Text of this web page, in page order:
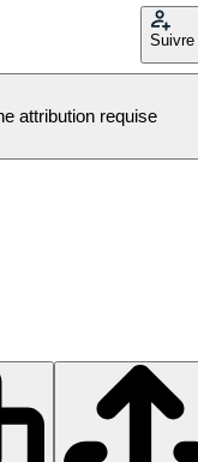
Suivre
attribution requise